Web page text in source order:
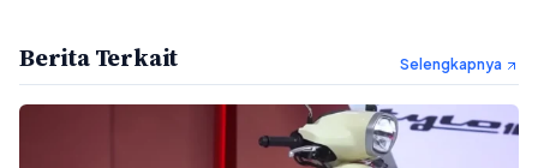
Berita Terkait Selengkapnya